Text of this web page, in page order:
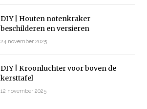
DIY | Houten notenkraker
beschilderen en versieren
24 november 2025
DIY | Kroonluchter voor boven de
kersttafel
12 november 2025